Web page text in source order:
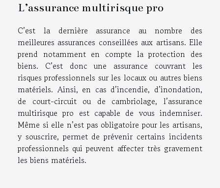
L’assurance multirisque pro
C’est la dernière assurance au nombre des
meilleures assurances conseillées aux artisans. Elle
prend notamment en compte la protection des
biens. C’est donc une assurance couvrant les
risques professionnels sur les locaux ou autres biens
matériels. Ainsi, en cas d’incendie, d’inondation,
de court-circuit ou de cambriolage, l’assurance
multirisque pro est capable de vous indemniser.
Même si elle n’est pas obligatoire pour les artisans,
y souscrire, permet de prévenir certains incidents
professionnels qui peuvent affecter très gravement
les biens matériels.